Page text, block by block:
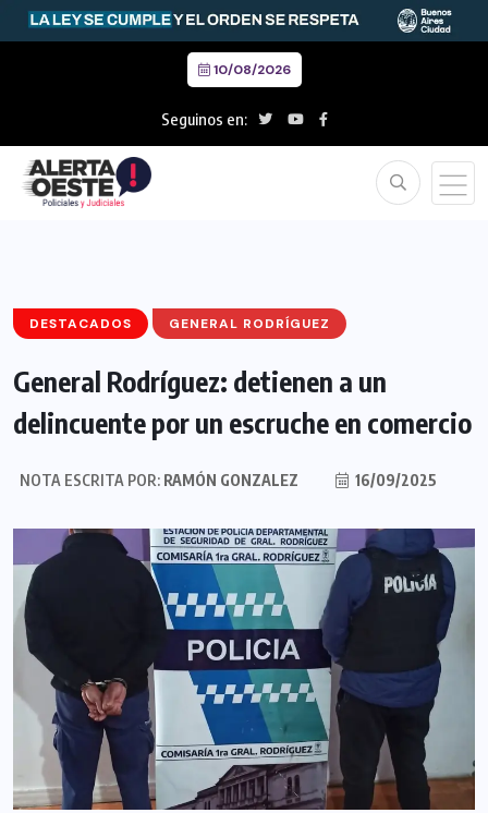
10/08/2026
Seguinos en:
DESTACADOS GENERAL RODRÍGUEZ
General Rodríguez: detienen a un
delincuente por un escruche en comercio
NOTA ESCRITA POR:RAMÓN GONZALEZ 16/09/2025